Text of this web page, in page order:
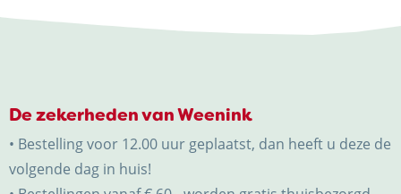
De zekerheden van Weenink
• Bestelling voor 12.00 uur geplaatst, dan heeft u deze de
volgende dag in huis!